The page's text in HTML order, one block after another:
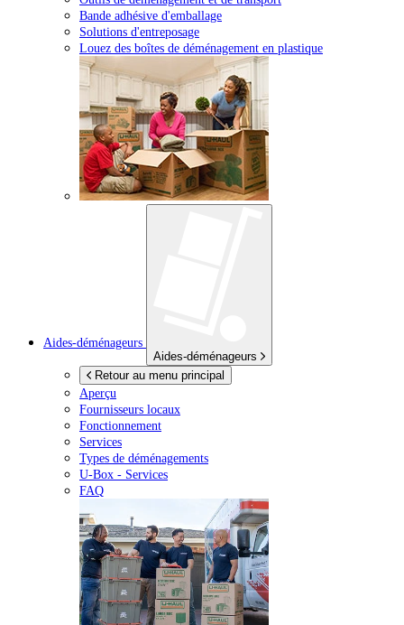
Bande adhésive d'emballage
Solutions d'entreposage
Louez des boîtes de déménagement en plastique
Aides-déménageurs
Aides-déménageurs
Retour au menu principal
Aperçu
Fournisseurs locaux
Fonctionnement
Services
Types de déménagements
U-Box - Services
FAQ